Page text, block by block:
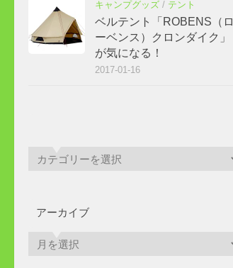
キャンプグッズ / テント
ベルテント「ROBENS（ロ
ーベンス）クロンダイク」
が気になる！
2017-01-16
アーカイブ